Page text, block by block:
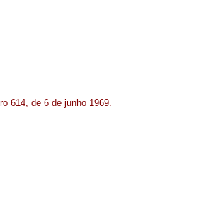
614, de 6 de junho 1969.